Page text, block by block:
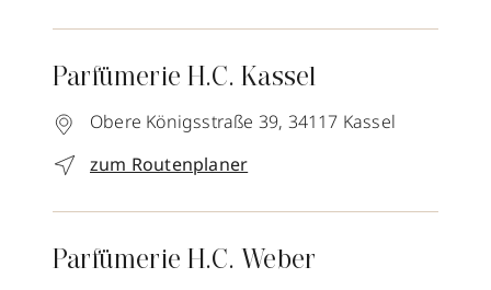
Parfümerie H.C. Kassel
Obere Königsstraße 39, 34117 Kassel
zum Routenplaner
Parfümerie H.C. Weber